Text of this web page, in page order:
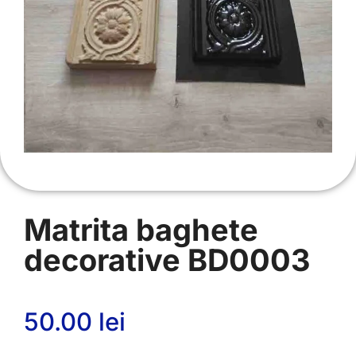
Matrita baghete
decorative BD0003
50.00 lei